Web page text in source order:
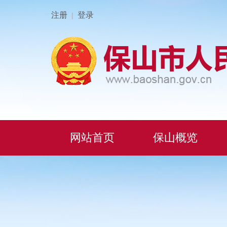
注册 | 登录
网站首页 保山概览